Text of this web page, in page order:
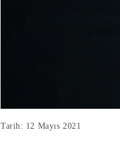
Tarih: 12 Mayıs 2021